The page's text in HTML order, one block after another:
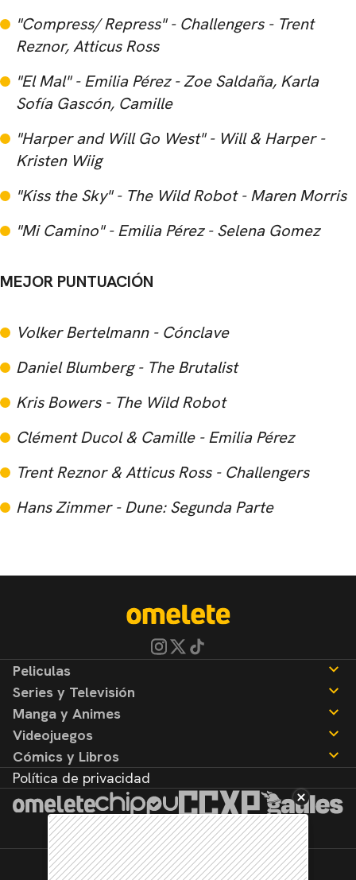
"Compress/ Repress" - Challengers - Trent
Reznor, Atticus Ross
"El Mal" - Emilia Pérez - Zoe Saldaña, Karla
Sofía Gascón, Camille
"Harper and Will Go West" - Will & Harper -
Kristen Wiig
"Kiss the Sky" - The Wild Robot - Maren Morris
"Mi Camino" - Emilia Pérez - Selena Gomez
MEJOR PUNTUACIÓN
Volker Bertelmann - Cónclave
Daniel Blumberg - The Brutalist
Kris Bowers - The Wild Robot
Clément Ducol & Camille - Emilia Pérez
Trent Reznor & Atticus Ross - Challengers
Hans Zimmer - Dune: Segunda Parte
Peliculas
Noticias
Reseñas
Series y Televisión
Noticias
Reseñas
Manga y Animes
Noticias
Reseñas
Videojuegos
Noticias
Reseñas
Cómics y Libros
Noticias
Reseñas
Política de privacidad
©2026. Todos los derechos reservados.